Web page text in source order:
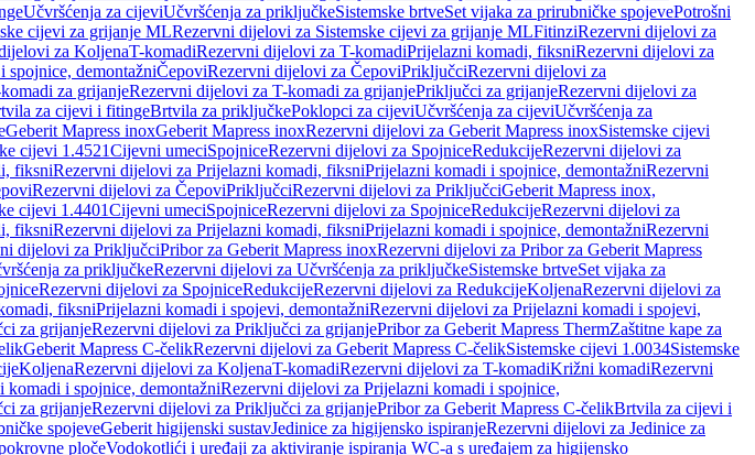
Učvršćenja za cijeviUčvršćenja za priključkeSistemske brtveSet vijaka za prirubničke spojevePotrošni
cijevi za grijanje MLRezervni dijelovi za Sistemske cijevi za grijanje MLFitinziRezervni dijelovi za
za KoljenaT-komadiRezervni dijelovi za T-komadiPrijelazni komadi, fiksniRezervni dijelovi za
demontažniČepoviRezervni dijelovi za ČepoviPriključciRezervni dijelovi za
za grijanjeRezervni dijelovi za T-komadi za grijanjePriključci za grijanjeRezervni dijelovi za
za cijevi i fitingeBrtvila za priključkePoklopci za cijeviUčvršćenja za cijeviUčvršćenja za
Geberit Mapress inoxGeberit Mapress inoxRezervni dijelovi za Geberit Mapress inoxSistemske cijevi
cijevi 1.4521Cijevni umeciSpojniceRezervni dijelovi za SpojniceRedukcijeRezervni dijelovi za
fiksniRezervni dijelovi za Prijelazni komadi, fiksniPrijelazni komadi i spojnice, demontažniRezervni
Rezervni dijelovi za ČepoviPriključciRezervni dijelovi za PriključciGeberit Mapress inox,
cijevi 1.4401Cijevni umeciSpojniceRezervni dijelovi za SpojniceRedukcijeRezervni dijelovi za
fiksniRezervni dijelovi za Prijelazni komadi, fiksniPrijelazni komadi i spojnice, demontažniRezervni
dijelovi za PriključciPribor za Geberit Mapress inoxRezervni dijelovi za Pribor za Geberit Mapress
za priključkeRezervni dijelovi za Učvršćenja za priključkeSistemske brtveSet vijaka za
Rezervni dijelovi za SpojniceRedukcijeRezervni dijelovi za RedukcijeKoljenaRezervni dijelovi za
fiksniPrijelazni komadi i spojevi, demontažniRezervni dijelovi za Prijelazni komadi i spojevi,
za grijanjeRezervni dijelovi za Priključci za grijanjePribor za Geberit Mapress ThermZaštitne kape za
Geberit Mapress C-čelikRezervni dijelovi za Geberit Mapress C-čelikSistemske cijevi 1.0034Sistemske
KoljenaRezervni dijelovi za KoljenaT-komadiRezervni dijelovi za T-komadiKrižni komadiRezervni
komadi i spojnice, demontažniRezervni dijelovi za Prijelazni komadi i spojnice,
za grijanjeRezervni dijelovi za Priključci za grijanjePribor za Geberit Mapress C-čelikBrtvila za cijevi i
spojeveGeberit higijenski sustavJedinice za higijensko ispiranjeRezervni dijelovi za Jedinice za
pločeVodokotlići i uređaji za aktiviranje ispiranja WC-a s uređajem za higijensko